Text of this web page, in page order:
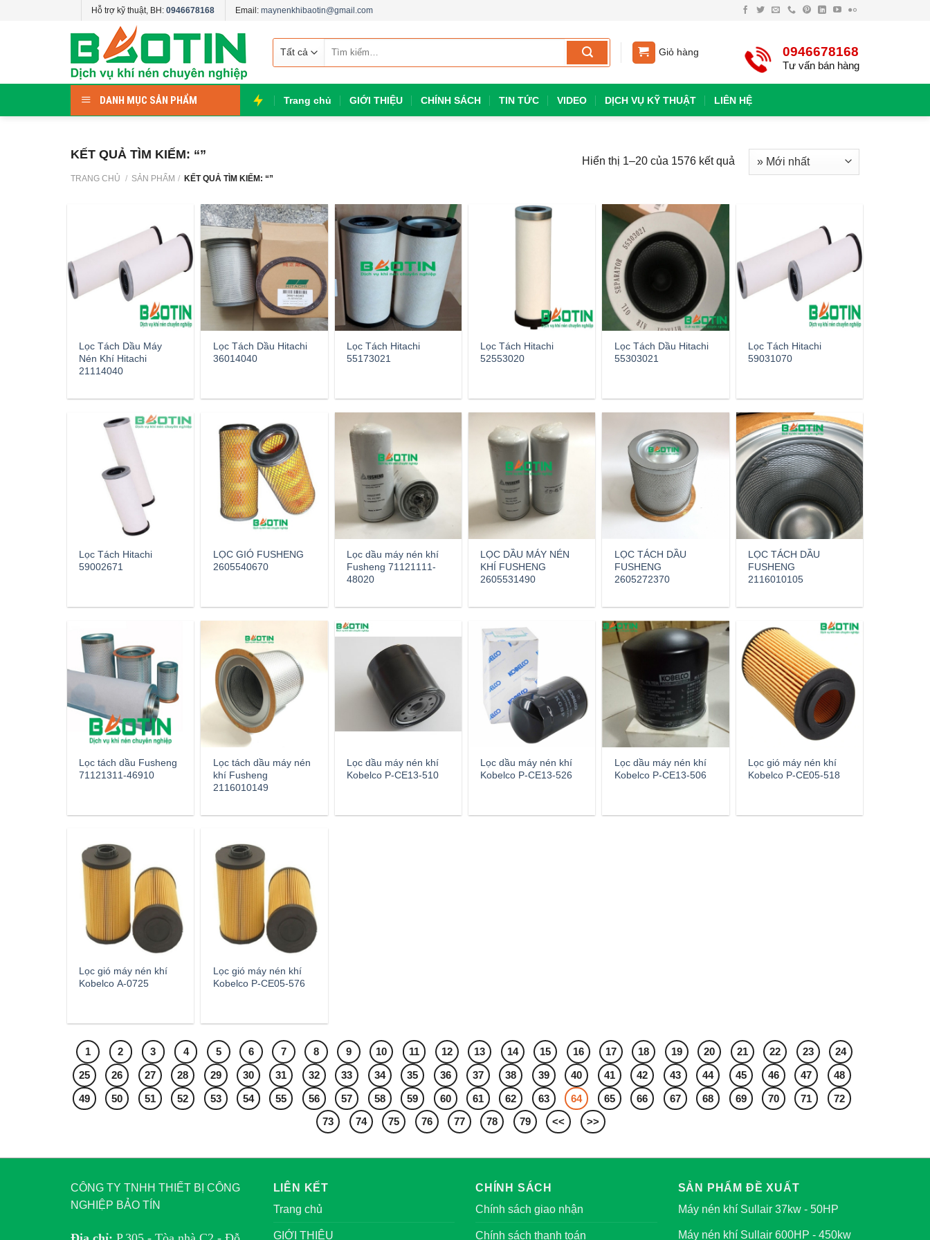
Hỗ trợ kỹ thuật, BH: 0946678168 Email: maynenkhibaotin@gmail.com
kiếm:
Giỏ hàng 0946678168
Tư vấn bán hàng
DANH MỤC SẢN PHẨM Trang chủ GIỚI THIỆU CHÍNH SÁCH TIN TỨC VIDEO DỊCH VỤ KỸ THUẬT LIÊN HỆ
KẾT QUẢ TÌM KIẾM: “”
TRANG CHỦ / SẢN PHẨM / KẾT QUẢ TÌM KIẾM: “”
Hiển thị 1–20 của 1576 kết quả
Lọc Tách Dầu Máy
Nén Khí Hitachi
21114040
Lọc Tách Dầu Hitachi
36014040
Lọc Tách Hitachi
55173021
Lọc Tách Hitachi
52553020
Lọc Tách Dầu Hitachi
55303021
Lọc Tách Hitachi
59031070
Lọc Tách Hitachi
59002671
LỌC GIÓ FUSHENG
2605540670
Lọc dầu máy nén khí
Fusheng 71121111-
48020
LỌC DẦU MÁY NÉN
KHÍ FUSHENG
2605531490
LỌC TÁCH DẦU
FUSHENG
2605272370
LỌC TÁCH DẦU
FUSHENG
2116010105
Lọc tách dầu Fusheng
71121311-46910
Lọc tách dầu máy nén
khí Fusheng
2116010149
Lọc dầu máy nén khí
Kobelco P-CE13-510
Lọc dầu máy nén khí
Kobelco P-CE13-526
Lọc dầu máy nén khí
Kobelco P-CE13-506
Lọc gió máy nén khí
Kobelco P-CE05-518
Lọc gió máy nén khí
Kobelco A-0725
Lọc gió máy nén khí
Kobelco P-CE05-576
1 2 3 4 5 6 7 8 9 10 11 12 13 14 15 16 17 18 19 20 21 22 23
24
25
26 27 28 29 30 31 32 33 34 35 36 37 38 39 40 41 42 43 44 45 46 47
48
49
50 51 52 53 54 55 56 57 58 59 60 61 62 63 64 65 66 67 68 69 70 71
72
73
74 75 76 77 78 79 << >>
CÔNG TY TNHH THIẾT BỊ CÔNG
NGHIỆP BẢO TÍN
LIÊN KẾT
Trang chủ
GIỚI THIỆU
CHÍNH SÁCH
Chính sách giao nhận
Chính sách thanh toán
SẢN PHẨM ĐỀ XUẤT
Máy nén khí Sullair 37kw - 50HP
Máy nén khí Sullair 600HP - 450kw